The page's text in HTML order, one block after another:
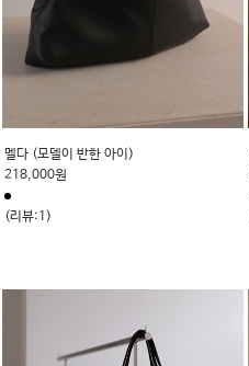
멜다 (모델이 반한 아이)
218,000원
(리뷰:1)